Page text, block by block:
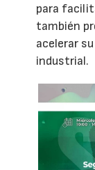
para
también
acelerar
industrial.